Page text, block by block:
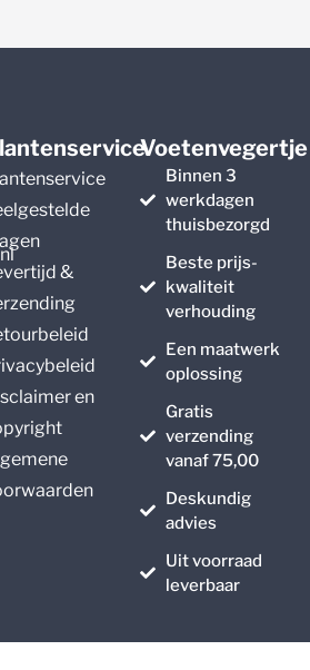
&
en
Voetenvegertje
Binnen 3
werkdagen
thuisbezorgd
Beste prijs-
kwaliteit
verhouding
Een maatwerk
oplossing
Gratis
verzending
vanaf 75,00
Deskundig
advies
Uit voorraad
leverbaar